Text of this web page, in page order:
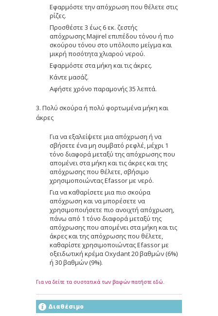
Εφαρμόστε την απόχρωση που θέλετε στις
ρίζες.
Προσθέστε 3 έως 6 εκ. ζεστής
απόχρωσης Majirel επιπέδου τόνου ή πιο
σκούρου τόνου στο υπόλοιπο μείγμα και
μικρή ποσότητα χλιαρού νερού.
Εφαρμόστε στα μήκη και τις άκρες.
Κάντε μασάζ.
Αφήστε χρόνο παραμονής 35 λεπτά.
3. Πολύ σκούρα ή πολύ φορτωμένα μήκη και
άκρες
Για να εξαλείψετε μια απόχρωση ή να
σβήσετε ένα μη συμβατό ρεφλέ, μέχρι 1
τόνο διαφορά μεταξύ της απόχρωσης που
απομένει στα μήκη και τις άκρες και της
απόχρωσης που θέλετε, σβήσιμο
χρησιμοποιώντας Efassor με νερό.
Για να καθαρίσετε μια πιο σκούρα
απόχρωση και να μπορέσετε να
χρησιμοποιήσετε πιο ανοιχτή απόχρωση,
πάνω από 1 τόνο διαφορά μεταξύ της
απόχρωσης που απομένει στα μήκη και τις
άκρες και της απόχρωσης που θέλετε,
καθαρίστε χρησιμοποιώντας Efassor με
οξειδωτική κρέμα Oxydant 20 βαθμών (6%)
ή 30 βαθμών (9%).
Για να δείτε τα συστατικά των βαφών πατήστε εδώ.
Διαθέσιμο